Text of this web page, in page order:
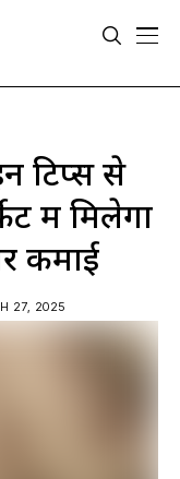
टिप्स से
में मिलेगा
कमाई
27, 2025